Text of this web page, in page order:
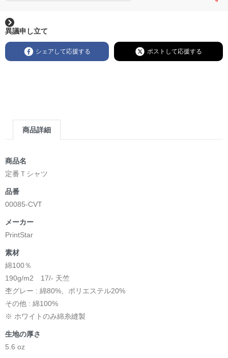
異議申し立て
シェアして応援する ポストして応援する
商品詳細
商品名
定番Ｔシャツ
品番
00085-CVT
メーカー
PrintStar
素材
綿100％
190g/m2 17/- 天竺
杢グレー : 綿80%、ポリエステル20%
その他 : 綿100%
※ ホワイトのみ綿糸縫製
生地の厚さ
5.6 oz